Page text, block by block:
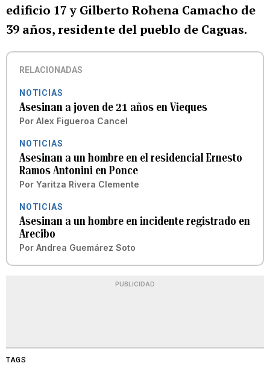
edificio 17 y Gilberto Rohena Camacho de
39 años, residente del pueblo de Caguas.
RELACIONADAS
NOTICIAS
Asesinan a joven de 21 años en Vieques
Por Alex Figueroa Cancel
NOTICIAS
Asesinan a un hombre en el residencial Ernesto
Ramos Antonini en Ponce
Por Yaritza Rivera Clemente
NOTICIAS
Asesinan a un hombre en incidente registrado en
Arecibo
Por Andrea Guemárez Soto
PUBLICIDAD
TAGS